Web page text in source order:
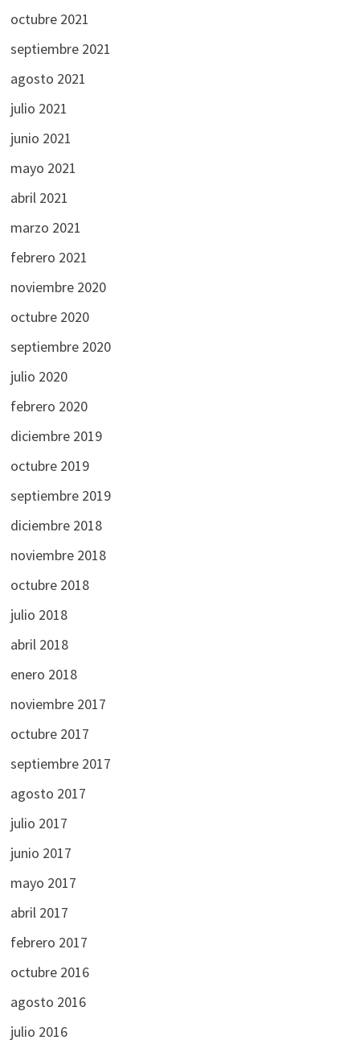
octubre 2021
septiembre 2021
agosto 2021
julio 2021
junio 2021
mayo 2021
abril 2021
marzo 2021
febrero 2021
noviembre 2020
octubre 2020
septiembre 2020
julio 2020
febrero 2020
diciembre 2019
octubre 2019
septiembre 2019
diciembre 2018
noviembre 2018
octubre 2018
julio 2018
abril 2018
enero 2018
noviembre 2017
octubre 2017
septiembre 2017
agosto 2017
julio 2017
junio 2017
mayo 2017
abril 2017
febrero 2017
octubre 2016
agosto 2016
julio 2016